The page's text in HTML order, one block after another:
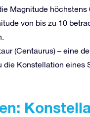
Magnitude
von bis zu 10
(Centaurus) – eine
die Konstellation eines